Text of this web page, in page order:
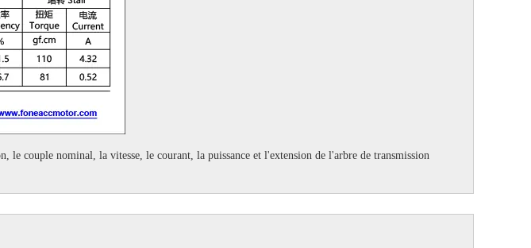
le couple nominal, la vitesse, le courant, la puissance et l'extension de l'arbre de transmission